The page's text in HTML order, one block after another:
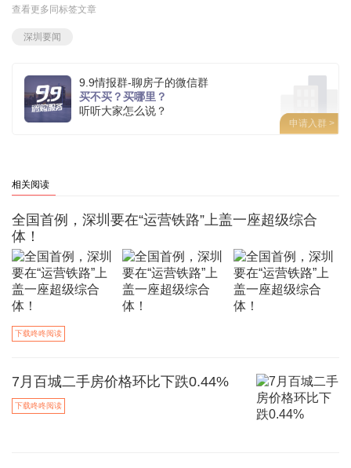
查看更多同标签文章
深圳要闻
9.9情报群-聊房子的微信群
买不买？买哪里？
听听大家怎么说？
申请入群 >
相关阅读
全国首例，深圳要在“运营铁路”上盖一座超级综合
体！
下载咚咚阅读
7月百城二手房价格环比下跌0.44%
下载咚咚阅读